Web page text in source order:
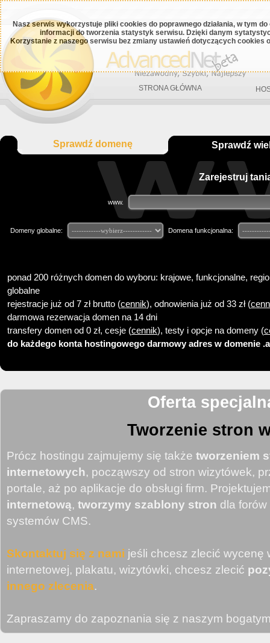
Nasz serwis wykorzystuje pliki cookies do poprawnego działania, w tym
informacji do tworzenia statystyk serwisu. Dzięki danym
Korzystanie z naszego serwisu bez zmiany ustawień dotyczących cookies
STRONA GŁÓWNA
Sprawdź domenę Sprawdź
Zarejestruj
www.
Domeny globalne: Domena funkcjonalna:
ponad 200 różnych domen do wyboru: krajowe, funkcjonalne,
globalne
rejestracje już od 7 zł brutto (cennik), odnowienia już od 33 zł (
darmowa rezerwacja domen na 14 dni
transfery domen od 0 zł, cesje (cennik), testy i opcje na domeny (
do każdego konta hostingowego darmowy adres w domenie
Oferta
Tworzenie stron
Prócz hostingu zajmujemy się także tworzeniem
internetowych, począwszy od stron wizytówek,
portale, aż po aplikacje do obsługi firm.
internetową, tworzymy szablony stron dla
systemów CMS.
Skontaktuj się z nami jeśli chcesz zlecić wycenę
internetowej, plakatu, wizytówki, chcesz zlecić
innego zlecenia.
Zapraszamy do zapoznania się z naszym